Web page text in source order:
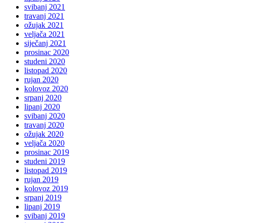
svibanj 2021
travanj 2021
ožujak 2021
veljača 2021
siječanj 2021
prosinac 2020
studeni 2020
listopad 2020
rujan 2020
kolovoz 2020
srpanj 2020
lipanj 2020
svibanj 2020
travanj 2020
ožujak 2020
veljača 2020
prosinac 2019
studeni 2019
listopad 2019
rujan 2019
kolovoz 2019
srpanj 2019
lipanj 2019
svibanj 2019